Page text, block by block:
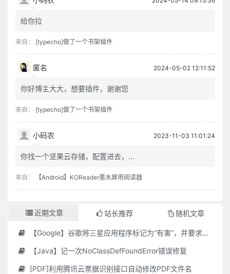
给你拉
来自： [typecho]做了一个书架插件
匿名 2024-05-02 12:11:52
你好博主大大，想要插件，谢谢您
来自： [typecho]做了一个书架插件
小码农 2023-11-03 11:01:24
你找一个坚果云存储，配置进去，...
来自： 【Android】KOReader墨水屏用阅读器
近期文章 站长推荐 随机文章
【Google】谷歌将三星应用程序标记为“有害”，并要求用户删除它们
【Java】记一次NoClassDefFoundError错误修复
[PDF]利用腾讯云票据识别接口自动修改PDF文件名